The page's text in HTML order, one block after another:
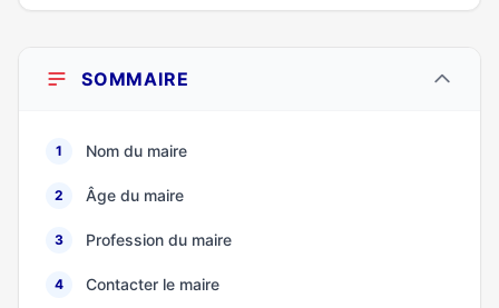
SOMMAIRE
1 Nom du maire
2 Âge du maire
3 Profession du maire
4 Contacter le maire